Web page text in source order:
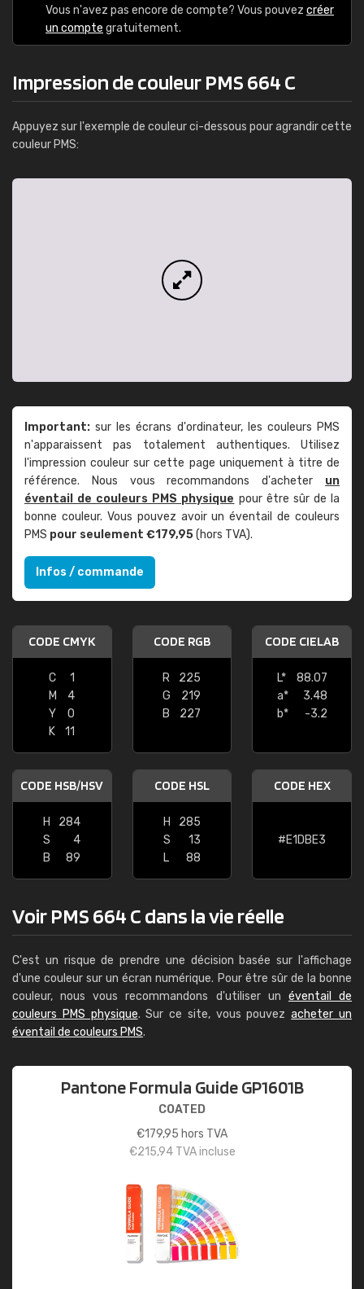
Vous n'avez pas encore de compte? Vous pouvez créer
un compte gratuitement.
Impression de couleur PMS 664 C
Appuyez sur l'exemple de couleur ci-dessous pour agrandir cette
couleur PMS:
Important: sur les écrans d'ordinateur, les couleurs PMS
n'apparaissent pas totalement authentiques. Utilisez
l'impression couleur sur cette page uniquement à titre de
référence. Nous vous recommandons d'acheter un
éventail de couleurs PMS physique pour être sûr de la
bonne couleur. Vous pouvez avoir un éventail de couleurs
PMS pour seulement €179,95(hors TVA).
Infos / commande
CODE CMYK
C
1
M
4
Y
0
K
11
CODE RGB
R
225
G
219
B
227
CODE CIELAB
L*
88.07
a*
3.48
b*
-3.2
CODE HSB/HSV
H
284
S
4
B
89
CODE HSL
H
285
S
13
L
88
CODE HEX
#E1DBE3
Voir PMS 664 C dans la vie réelle
C'est un risque de prendre une décision basée sur l'affichage
d'une couleur sur un écran numérique. Pour être sûr de la bonne
couleur, nous vous recommandons d'utiliser un éventail de
couleurs PMS physique. Sur ce site, vous pouvezacheter un
éventail de couleurs PMS.
Pantone Formula Guide GP1601B
COATED
€179,95 hors TVA
€215,94TVA incluse